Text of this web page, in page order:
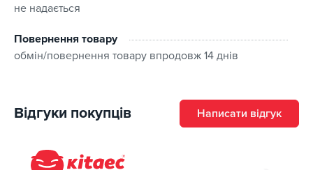
не надається
Повернення товару
обмін/повернення товару впродовж 14 днів
Відгуки покупців Написати відгук